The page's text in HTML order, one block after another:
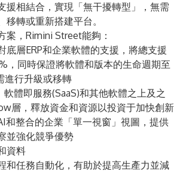
援相結合，實現「無干擾轉型」，無需
移轉或重新搭建平台。
案，Rimini Street能夠：
底層ERP和企業軟體的支援，將總支援
，同時保證將軟體和版本的生命週期至
進行升級或移轉
軟體即服務(SaaS)和其他軟體之上及之
層，釋放資金和資源以投資于加快創新
和整合的企業「單一視窗」視圖，提供
並強化競爭優勢
資料
和任務自動化，有助於提高生產力並減